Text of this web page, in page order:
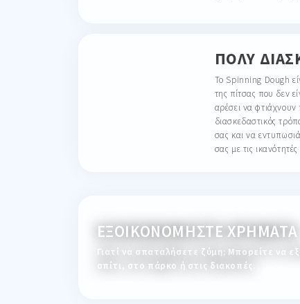
ΠΟΛΎ
Το Spinning Dough
της πίτσας που δεν
αρέσει να φτιάχνουν
διασκεδαστικός
σας και να
σας με τις
ΕΞΟΙΚΟΝΟΜΉΣΤΕ ΧΡΉΜΑΤΑ
Γιατί να σπαταλήσετε ζύμη; Μπορείτε να
σπίτι, στο πάρκο ή στις διακοπές.